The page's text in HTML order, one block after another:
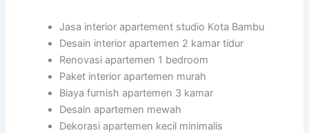
Jasa interior apartement studio Kota Bambu
Desain interior apartemen 2 kamar tidur
Renovasi apartemen 1 bedroom
Paket interior apartemen murah
Biaya furnish apartemen 3 kamar
Desain apartemen mewah
Dekorasi apartemen kecil minimalis